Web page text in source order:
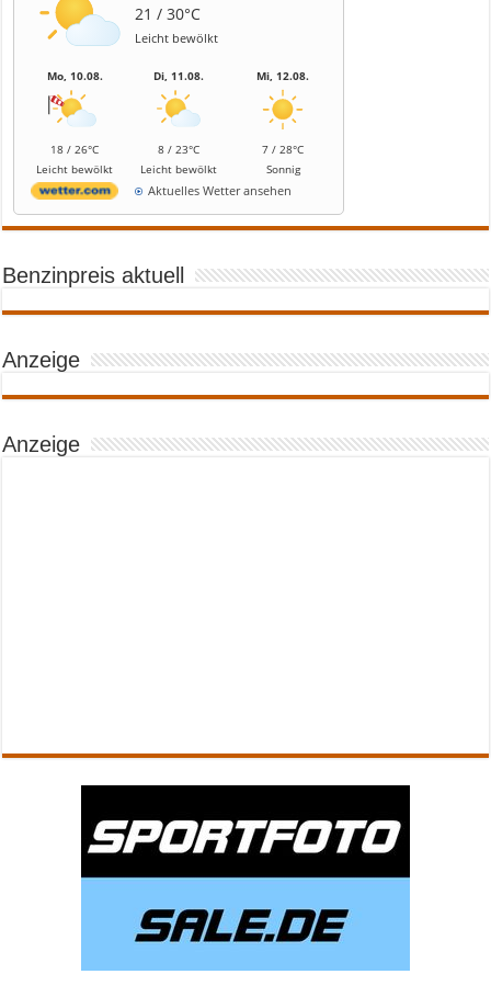
21 / 30°C
Leicht bewölkt
Mo, 10.08.
18 / 26°C
Leicht bewölkt
Di, 11.08.
8 / 23°C
Leicht bewölkt
Mi, 12.08.
7 / 28°C
Sonnig
Aktuelles Wetter ansehen
Benzinpreis aktuell
Anzeige
Anzeige